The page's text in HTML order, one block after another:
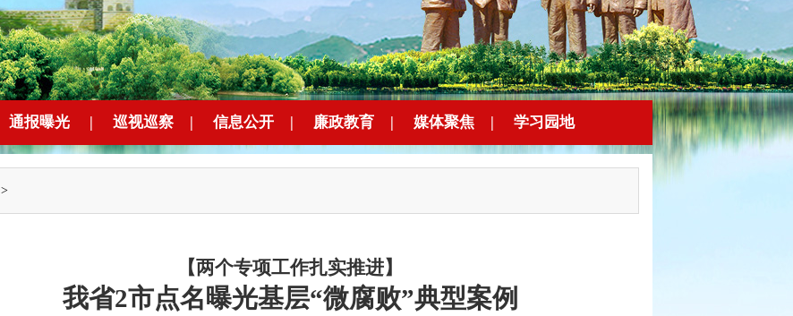
通报曝光 | 巡视巡察 | 信息公开 | 廉政教育 | 媒体聚焦 | 学习园地
>
【两个专项工作扎实推进】
我省2市点名曝光基层“微腐败”典型案例